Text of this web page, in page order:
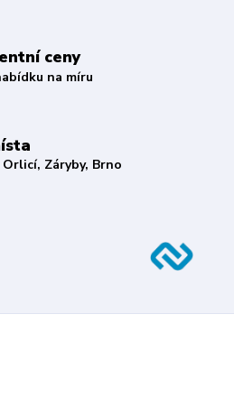
ceny
na míru
Záryby, Brno